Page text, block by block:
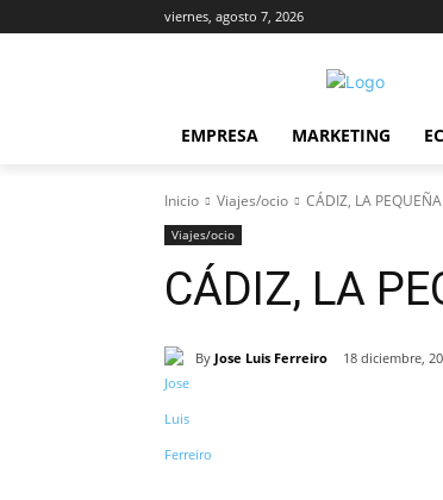
viernes, agosto 7, 2026
EMPRESA MARKETING
Inicio Viajes/ocio CÁDIZ, LA
Viajes/ocio
CÁDIZ, LA
By Jose Luis Ferreiro 18 diciembre,